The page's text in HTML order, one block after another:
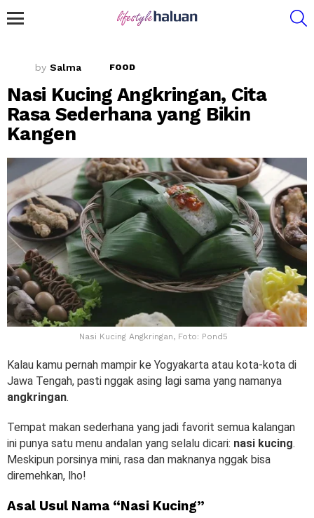
by Salma FOOD
Nasi Kucing Angkringan, Cita
Rasa Sederhana yang Bikin
Kangen
Nasi Kucing Angkringan, Foto: Pond5
Kalau kamu pernah mampir ke Yogyakarta atau kota-kota di
Jawa Tengah, pasti nggak asing lagi sama yang namanya
angkringan.
Tempat makan sederhana yang jadi favorit semua kalangan
ini punya satu menu andalan yang selalu dicari: nasi kucing.
Meskipun porsinya mini, rasa dan maknanya nggak bisa
diremehkan, lho!
Asal Usul Nama “Nasi Kucing”